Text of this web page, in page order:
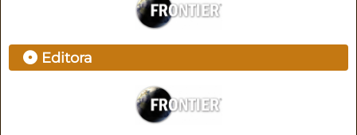
Editora